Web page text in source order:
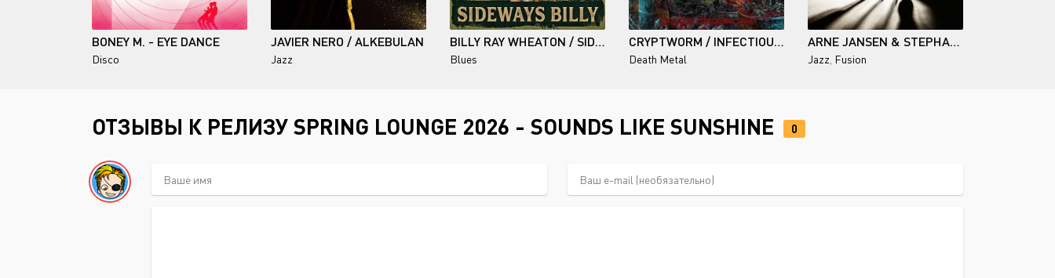
BONEY M. - EYE DANCE
Disco
JAVIER NERO / ALKEBULAN
Jazz
BILLY RAY WHEATON / SIDEWAYS BILLY
Blues
CRYPTWORM / INFECTIOUS PATHOLOGICAL WASTE
Death Metal
ARNE JANSEN & STEPHAN BRAUN / SHORT STORIES
Jazz Fusion
ОТЗЫВЫ К РЕЛИЗУ SPRING LOUNGE 2026 - SOUNDS LIKE SUNSHINE 0